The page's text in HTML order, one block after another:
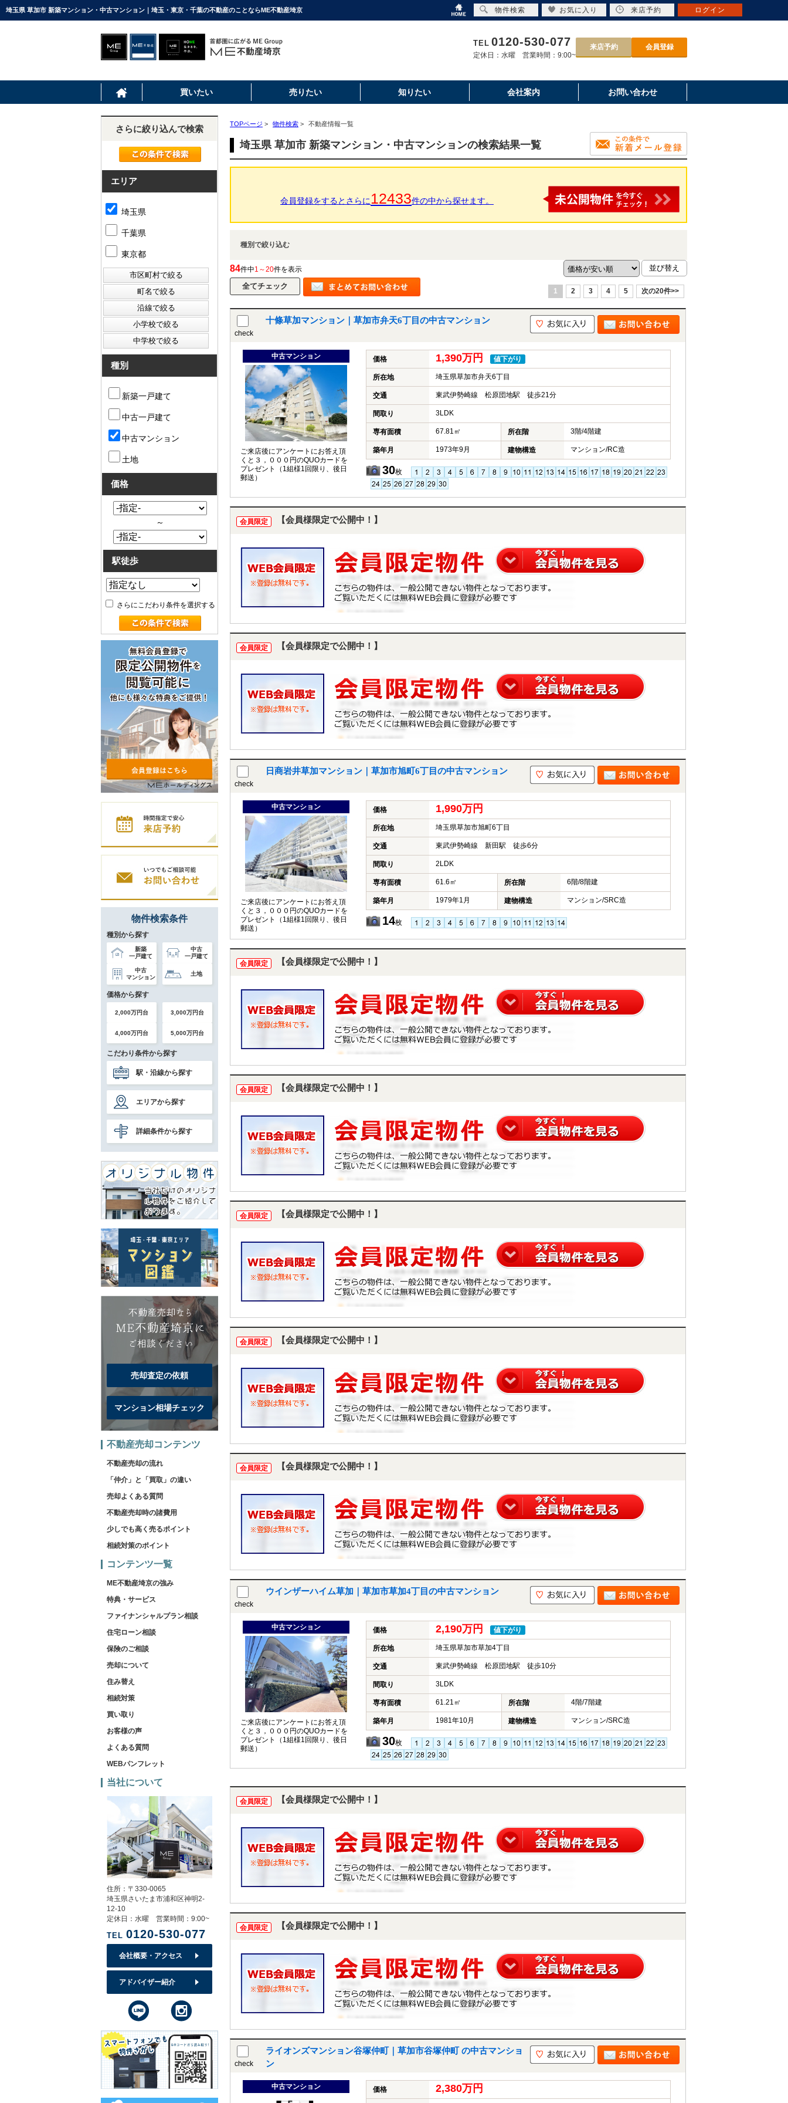
埼玉県 草加市 新築マンション・中古マンション｜埼玉・東京・千葉の不動産のことならME不動産埼京
TEL 0120-530-077
定休日：水曜 営業時間：9:00~
来店予約 会員登録
買いたい 売りたい 知りたい 会社案内 お問い合わせ
TOPページ > 物件検索 > 不動産情報一覧
埼玉県 草加市 新築マンション・中古マンションの検索結果一覧
会員登録をするとさらに 12433件の中から探せます。
種別で絞り込む
84件中1～20件を表示
1 2 3 4 5 次の20件>>
check
十條草加マンション｜草加市弁天6丁目の中古マンション
中古マンション
ご来店後にアンケートにお答え頂
くと３，０００円のQUOカードを
プレゼント（1組様1回限り、後日
郵送）
価格 1,390万円 値下がり
所在地 埼玉県草加市弁天6丁目
交通 東武伊勢崎線 松原団地駅 徒歩21分
間取り 3LDK
専有面積 67.81㎡ 所在階 3階/4階建
築年月 1973年9月 建物構造 マンション/RC造
30枚
会員限定 【会員様限定で公開中！】
会員限定 【会員様限定で公開中！】
check
日商岩井草加マンション｜草加市旭町6丁目の中古マンション
中古マンション
ご来店後にアンケートにお答え頂
くと３，０００円のQUOカードを
プレゼント（1組様1回限り、後日
郵送）
価格 1,990万円
所在地 埼玉県草加市旭町6丁目
交通 東武伊勢崎線 新田駅 徒歩6分
間取り 2LDK
専有面積 61.6㎡ 所在階 6階/8階建
築年月 1979年1月 建物構造 マンション/SRC造
14枚
会員限定 【会員様限定で公開中！】
会員限定 【会員様限定で公開中！】
会員限定 【会員様限定で公開中！】
会員限定 【会員様限定で公開中！】
会員限定 【会員様限定で公開中！】
check
ウインザーハイム草加｜草加市草加4丁目の中古マンション
中古マンション
ご来店後にアンケートにお答え頂
くと３，０００円のQUOカードを
プレゼント（1組様1回限り、後日
郵送）
価格 2,190万円 値下がり
所在地 埼玉県草加市草加4丁目
交通 東武伊勢崎線 松原団地駅 徒歩10分
間取り 3LDK
専有面積 61.21㎡ 所在階 4階/7階建
築年月 1981年10月 建物構造 マンション/SRC造
30枚
会員限定 【会員様限定で公開中！】
会員限定 【会員様限定で公開中！】
check
ライオンズマンション谷塚仲町｜草加市谷塚仲町 の中古マンショ
ン
中古マンション 価格 2,380万円
さらに絞り込んで検索
エリア
埼玉県
千葉県
東京都
種別
新築一戸建て
中古一戸建て
中古マンション
土地
価格
～
駅徒歩
さらにこだわり条件を選択する
物件検索条件
種別から探す
新築
一戸建て
中古
一戸建て
中古
マンション
土地
価格から探す
2,000万円台 3,000万円台
4,000万円台 5,000万円台
こだわり条件から探す
駅・沿線から探す
エリアから探す
詳細条件から探す
売却査定の依頼
マンション相場チェック
不動産売却コンテンツ
不動産売却の流れ
「仲介」と「買取」の違い
売却よくある質問
不動産売却時の諸費用
少しでも高く売るポイント
相続対策のポイント
コンテンツ一覧
ME不動産埼京の強み
特典・サービス
ファイナンシャルプラン相談
住宅ローン相談
保険のご相談
売却について
住み替え
相続対策
買い取り
お客様の声
よくある質問
WEBパンフレット
当社について
住所：〒330-0065
埼玉県さいたま市浦和区神明2-
12-10
定休日：水曜 営業時間：9:00~
TEL 0120-530-077
会社概要・アクセス
アドバイザー紹介
物件検索 お気に入り 来店予約 ログイン